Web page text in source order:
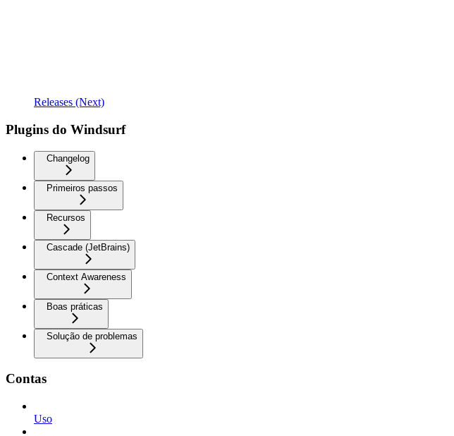
Releases (Next)
Plugins do Windsurf
Changelog
Primeiros passos
Recursos
Cascade (JetBrains)
Context Awareness
Boas práticas
Solução de problemas
Contas
Uso